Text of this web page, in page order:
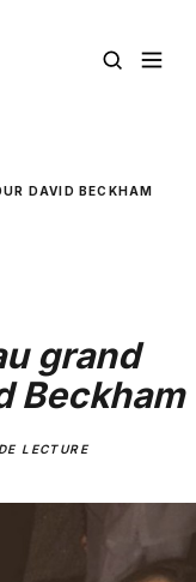
DAVID BECKHAM
grand
Beckham
LECTURE